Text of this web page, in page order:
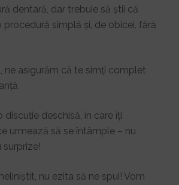
dentară, dar trebuie să știi că
simplă și, de obicei, fără
ne asigurăm că te simți complet
discuție deschisă, în care îți
urmează să se întâmple – nu
nu ezita să ne spui! Vom